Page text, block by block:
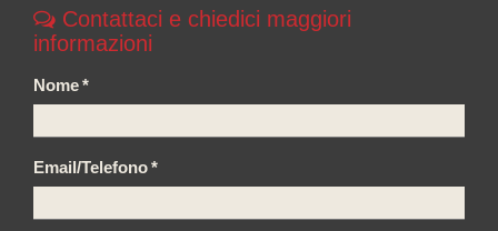
Contattaci e chiedici maggiori
informazioni
Nome*
Email/Telefono*